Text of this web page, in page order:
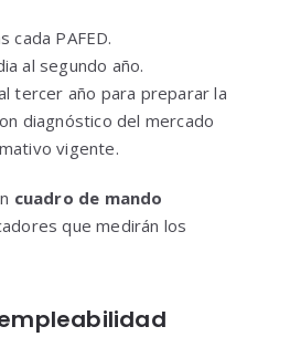
cada PAFED.
al segundo año.
tercer año para preparar la
diagnóstico del mercado
vigente.
cuadro de mando
que medirán los